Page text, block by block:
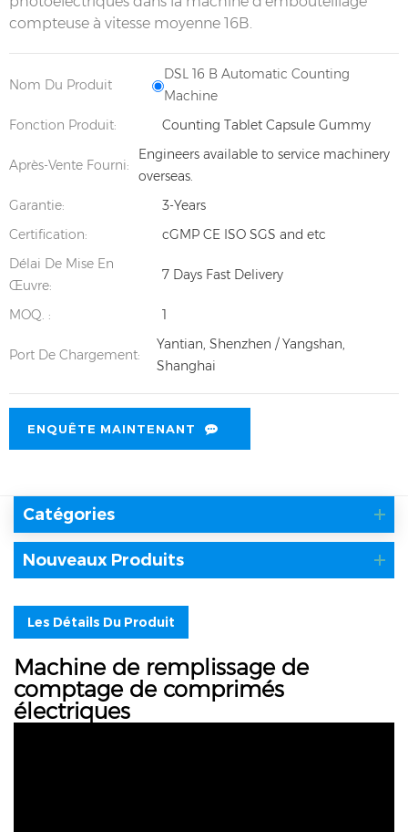
compteuse à vitesse moyenne 16B.
Nom Du Produit
DSL 16 B Automatic Counting
Machine
Fonction Produit:
Counting Tablet Capsule Gummy
Après-Vente Fourni:
Engineers available to service machinery
overseas.
Garantie:
3-Years
Certification:
cGMP CE ISO SGS and etc
Délai De Mise En
Œuvre:
7 Days Fast Delivery
MOQ. : 1
Port De Chargement:
Yantian, Shenzhen / Yangshan,
Shanghai
ENQUÊTE MAINTENANT
Catégories
Nouveaux Produits
Les Détails Du Produit
Machine de remplissage de
comptage de comprimés
électriques